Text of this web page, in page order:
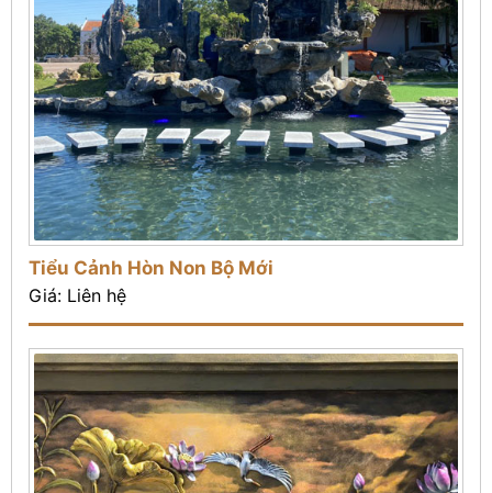
Tiểu Cảnh Hòn Non Bộ Mới
Giá: Liên hệ